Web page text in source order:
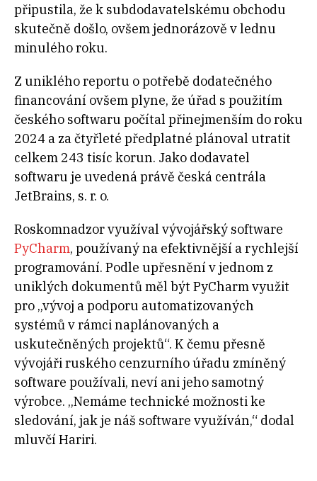
připustila, že k subdodavatelskému obchodu
skutečně došlo, ovšem jednorázově v lednu
minulého roku.
Z uniklého reportu o potřebě dodatečného
financování ovšem plyne, že úřad s použitím
českého softwaru počítal přinejmenším do roku
2024 a za čtyřleté předplatné plánoval utratit
celkem 243 tisíc korun. Jako dodavatel
softwaru je uvedená právě česká centrála
JetBrains, s. r. o.
Roskomnadzor využíval vývojářský software
PyCharm, používaný na efektivnější a rychlejší
programování. Podle upřesnění v jednom z
uniklých dokumentů měl být PyCharm využit
pro „vývoj a podporu automatizovaných
systémů v rámci naplánovaných a
uskutečněných projektů“. K čemu přesně
vývojáři ruského cenzurního úřadu zmíněný
software používali, neví ani jeho samotný
výrobce. „Nemáme technické možnosti ke
sledování, jak je náš software využíván,“ dodal
mluvčí Hariri.